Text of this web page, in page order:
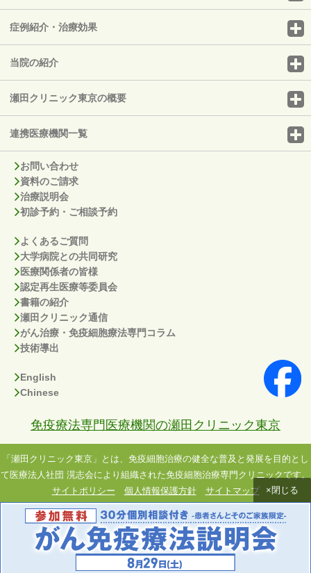
症例紹介・治療効果
当院の紹介
瀬田クリニック東京の概要
連携医療機関一覧
お問い合わせ
資料のご請求
治療説明会
初診予約・ご相談予約
よくあるご質問
大学病院との共同研究
医療関係者の皆様
認定再生医療等委員会
書籍の紹介
瀬田クリニック通信
がん治療・免疫細胞療法専門コラム
技術導出
English
Chinese
免疫療法専門医療機関の瀬田クリニック東京
「瀬田クリニック東京」とは、免疫細胞治療の健全な普及と発展を目的とし
て医療法人社団 滉志会により組織された免疫細胞治療専門クリニックです。
サイトポリシー
個人情報保護方針 サイトマップ ×閉じる